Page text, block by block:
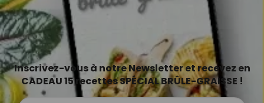
Inscrivez-vous à notre Newsletter et recevez en
CADEAU 15 recettes SPÉCIAL BRÛLE-GRAISSE !